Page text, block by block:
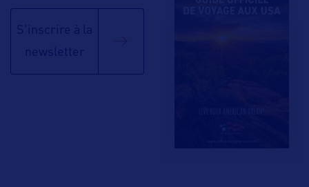
S'inscrire à la
newsletter